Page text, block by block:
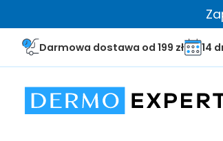
Darmowa dostawa od 199 zł 14